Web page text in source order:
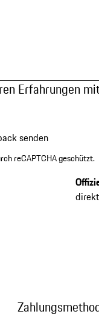
Erfahrungen
senden
reCAPTCHA geschützt.